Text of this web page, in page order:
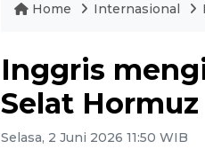
Home Internasional
Inggris
Selat Hormuz
Selasa, 2 Juni 2026 11:50 WIB